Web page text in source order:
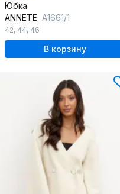
Юбка
ANNETE A1661/1
42, 44, 46
В корзину